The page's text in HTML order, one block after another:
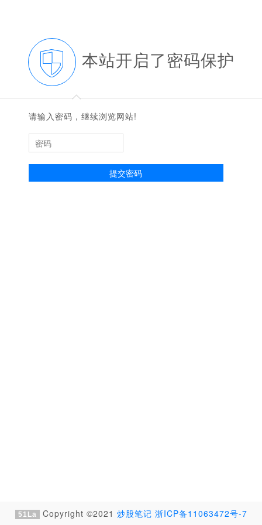
本站开启了密码保护
◆
◆
请输入密码，继续浏览网站!
提交密码
51La Copyright ©2021 炒股笔记 浙ICP备11063472号-7